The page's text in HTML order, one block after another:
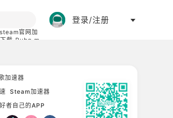
steam官网加
载 Pubg m
登录/注册
加速器
Steam加速器
者自己的APP